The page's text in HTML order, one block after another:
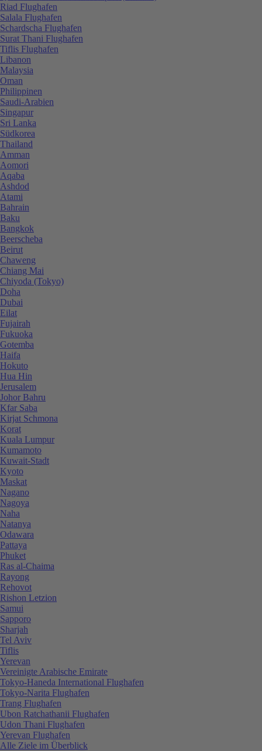
Riad Flughafen
Salala Flughafen
Schardscha Flughafen
Surat Thani Flughafen
Tiflis Flughafen
Libanon
Malaysia
Oman
Philippinen
Saudi-Arabien
Singapur
Sri Lanka
Südkorea
Thailand
Amman
Aomori
Aqaba
Ashdod
Atami
Bahrain
Baku
Bangkok
Beerscheba
Beirut
Chaweng
Chiang Mai
Chiyoda (Tokyo)
Doha
Dubai
Eilat
Fujairah
Fukuoka
Gotemba
Haifa
Hokuto
Hua Hin
Jerusalem
Johor Bahru
Kfar Saba
Kirjat Schmona
Korat
Kuala Lumpur
Kumamoto
Kuwait-Stadt
Kyoto
Maskat
Nagano
Nagoya
Naha
Natanya
Odawara
Pattaya
Phuket
Ras al-Chaima
Rayong
Rehovot
Rishon Letzion
Samui
Sapporo
Sharjah
Tel Aviv
Tiflis
Yerevan
Vereinigte Arabische Emirate
Tokyo-Haneda International Flughafen
Tokyo-Narita Flughafen
Trang Flughafen
Ubon Ratchathanii Flughafen
Udon Thani Flughafen
Yerevan Flughafen
Alle Ziele im Überblick